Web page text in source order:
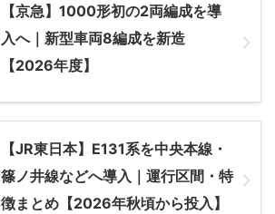
【京急】1000形初の2両編成を導
入へ｜新型車両8編成を新造
【2026年度】
【JR東日本】E131系を中央本線・
篠ノ井線などへ導入｜運行区間・特
徴まとめ【2026年秋頃から投入】